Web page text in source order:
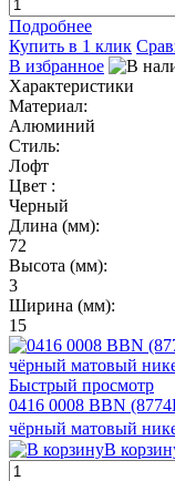
Подробнее
Купить в 1 клик
В избранное
Характеристики
Материал:
Алюминий
Стиль:
Лофт
Цвет :
Черный
Длина (мм):
72
Высота (мм):
3
Ширина (мм):
15
Быстрый просмотр
0416 0008 BBN
чёрный матовый
В